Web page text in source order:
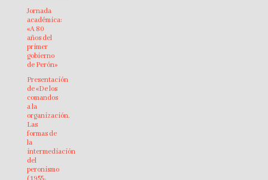
Jornada
académica:
«A 80
años del
primer
gobierno
de Perón»
Presentación
de «De los
comandos
a la
organización.
Las
formas de
la
intermediación
del
peronismo